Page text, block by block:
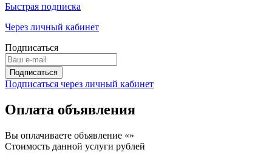
Быстрая подписка
Через личный кабинет
Подписаться
Подписаться через личный кабинет
Оплата объявления
Вы оплачиваете объявление «»
Стоимость данной услуги рублей